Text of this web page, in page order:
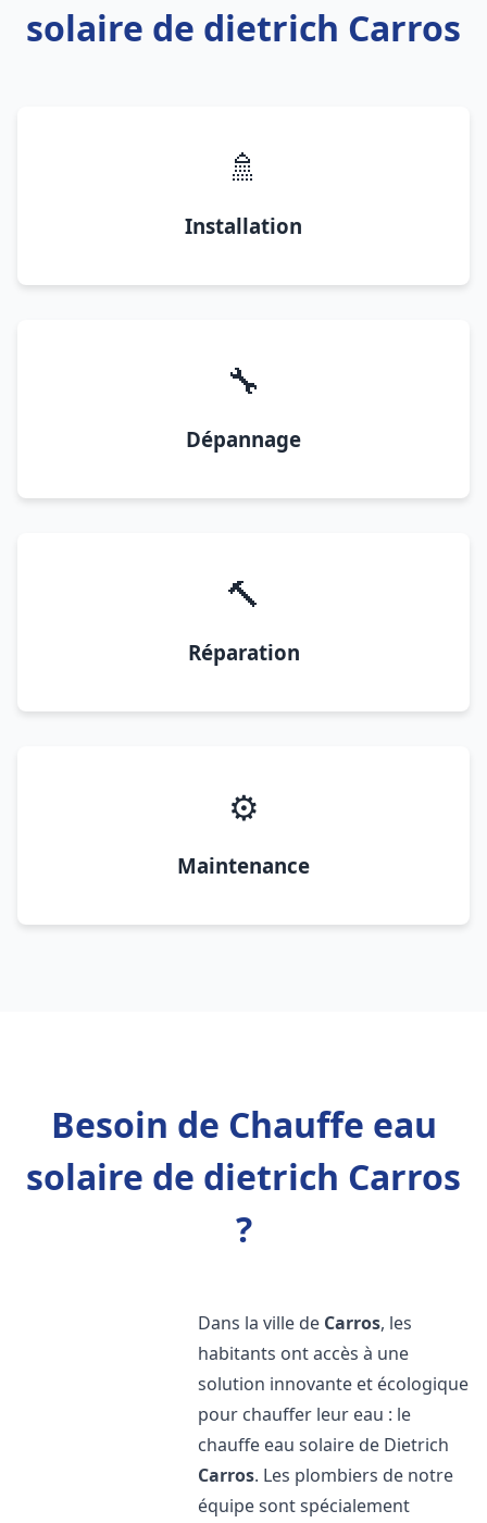
solaire de dietrich Carros
🚿
Installation
🔧
Dépannage
🔨
Réparation
⚙️
Maintenance
Besoin de Chauffe eau
solaire de dietrich Carros
?
Dans la ville de Carros, les
habitants ont accès à une
solution innovante et écologique
pour chauffer leur eau : le
chauffe eau solaire de Dietrich
Carros. Les plombiers de notre
équipe sont spécialement